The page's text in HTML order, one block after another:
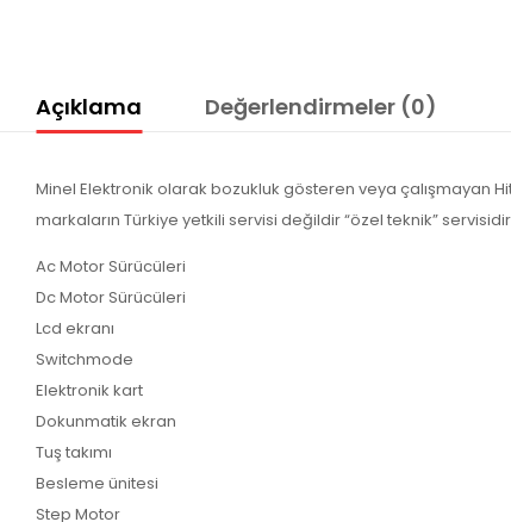
Açıklama Değerlendirmeler (0)
Minel Elektronik olarak bozukluk gösteren veya çalışmayan
markaların Türkiye yetkili servisi değildir “özel teknik”
Ac Motor Sürücüleri
Dc Motor Sürücüleri
Lcd ekranı
Switchmode
Elektronik kart
Dokunmatik ekran
Tuş takımı
Besleme ünitesi
Step Motor